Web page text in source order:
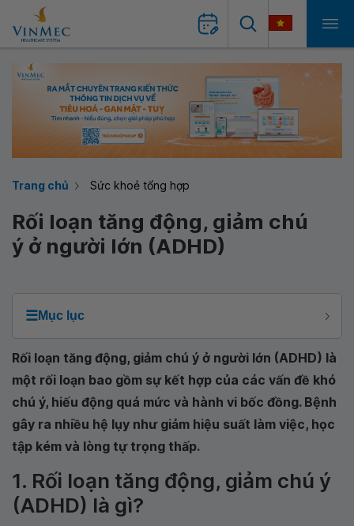
Trang chủ Sức khoẻ tổng hợp
Rối loạn tăng động, giảm chú
ý ở người lớn (ADHD)
☰Mục lục
Rối loạn tăng động, giảm chú ý ở người lớn (ADHD) là
một rối loạn bao gồm sự kết hợp của các vấn đề khó
chú ý, hiếu động quá mức và hành vi bốc đồng. Bệnh
gây ra nhiều hệ lụy như giảm hiệu suất làm việc, học
tập kém và lòng tự trọng thấp.
1. Rối loạn tăng động, giảm chú ý
(ADHD) là gì?